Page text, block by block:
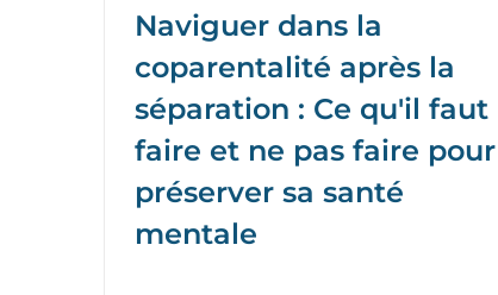
Naviguer dans la
coparentalité après la
séparation : Ce qu'il faut
faire et ne pas faire pour
préserver sa santé
mentale